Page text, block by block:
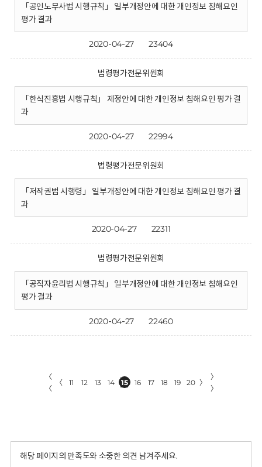
「공인노무사법 시행규칙」 일부개정안에 대한 개인정보 침해요인
평가 결과
2020-04-27 23404
법령평가전문위원회
「한식진흥법 시행규칙」 제정안에 대한 개인정보 침해요인 평가 결
과
2020-04-27 22994
법령평가전문위원회
「저작권법 시행령」 일부개정안에 대한 개인정보 침해요인 평가 결
과
2020-04-27 22311
법령평가전문위원회
「공직자윤리법 시행규칙」 일부개정안에 대한 개인정보 침해요인
평가 결과
2020-04-27 22460
〈
〈
〈 11 12 13 14 15 16 17 18 19 20 〉
〉
〉
해당 페이지의 만족도와 소중한 의견 남겨주세요.